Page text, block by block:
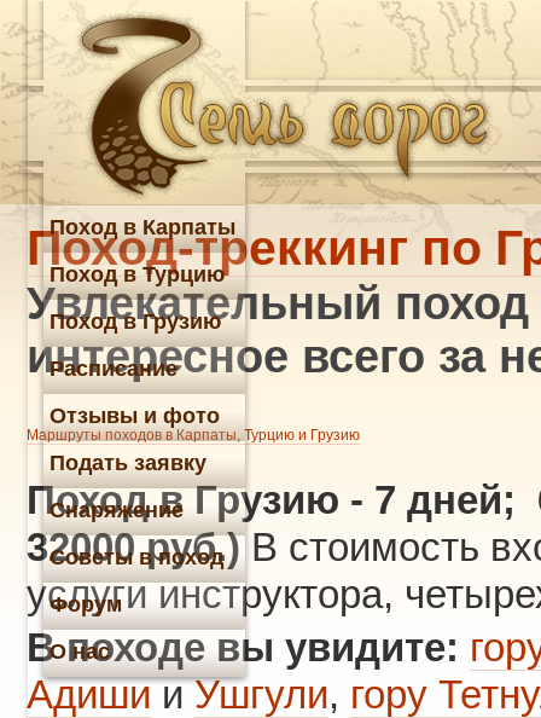
Поход-треккинг по
Увлекательный
интересное всего за
Маршруты походов в Карпаты, Турцию и Грузию
Поход в Грузию - 7 дней;
32000 руб.)В стоимость
услуги инструктора,
В походе вы увидите:
АдишииУшгули, гору
Поход в Карпаты
Поход в Турцию
Поход в Грузию
Расписание
Отзывы и фото
Подать заявку
Снаряжение
Советы в поход
Форум
О нас